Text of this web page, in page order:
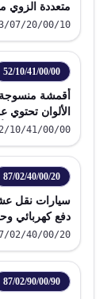
متعددة الزوي
07/20/00/10
52/10/41/00/00
أقمشة
بصورة رئيسية
وزن المتر المربع
10/41/00/00
87/02/40/00/20
سيارات نقل
دفع كهربائي
02/40/00/20
87/02/90/00/90